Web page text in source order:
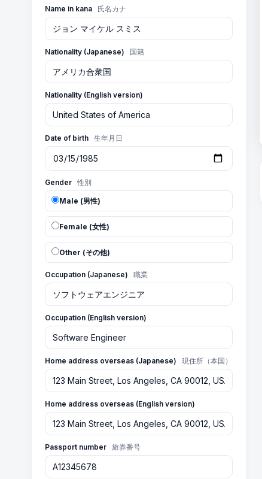
Name in kana 氏名カナ
Nationality (Japanese) 国籍
Nationality (English version)
Date of birth 生年月日
Gender 性別
Male (男性)
Female (女性)
Other (その他)
Occupation (Japanese) 職業
Occupation (English version)
Home address overseas (Japanese) 現住所（本国）
Home address overseas (English version)
Passport number 旅券番号